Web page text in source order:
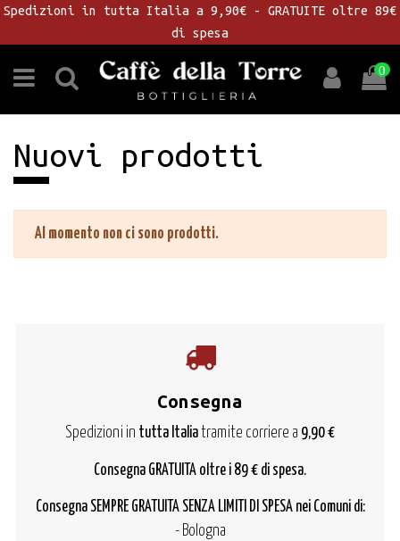
Spedizioni in tutta Italia a 9,90€ - GRATUITE oltre 89€
di spesa
0
Nuovi prodotti
Al momento non ci sono prodotti.
Consegna
Spedizioni in tutta Italiatramite corriere a 9,90 €
Consegna GRATUITA oltre i 89 € di spesa.
Consegna SEMPRE GRATUITA SENZA LIMITI DI SPESA nei Comuni di:
- Bologna